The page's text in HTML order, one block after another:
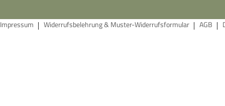
Impressum Widerrufsbelehrung & Muster-Widerrufsformular AGB